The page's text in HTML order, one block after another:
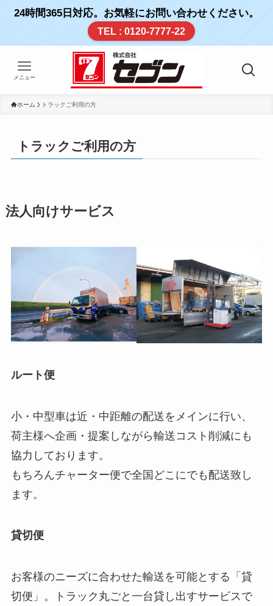
24時間365日対応。お気軽にお問い合わせください。
TEL : 0120-7777-22
メニュー
ホーム トラックご利用の方
トラックご利用の方
法人向けサービス
ルート便
小・中型車は近・中距離の配送をメインに行い、
荷主様へ企画・提案しながら輸送コスト削減にも
協力しております。
もちろんチャーター便で全国どこにでも配送致し
ます。
貸切便
お客様のニーズに合わせた輸送を可能とする「貸
切便」。トラック丸ごと一台貸し出すサービスで